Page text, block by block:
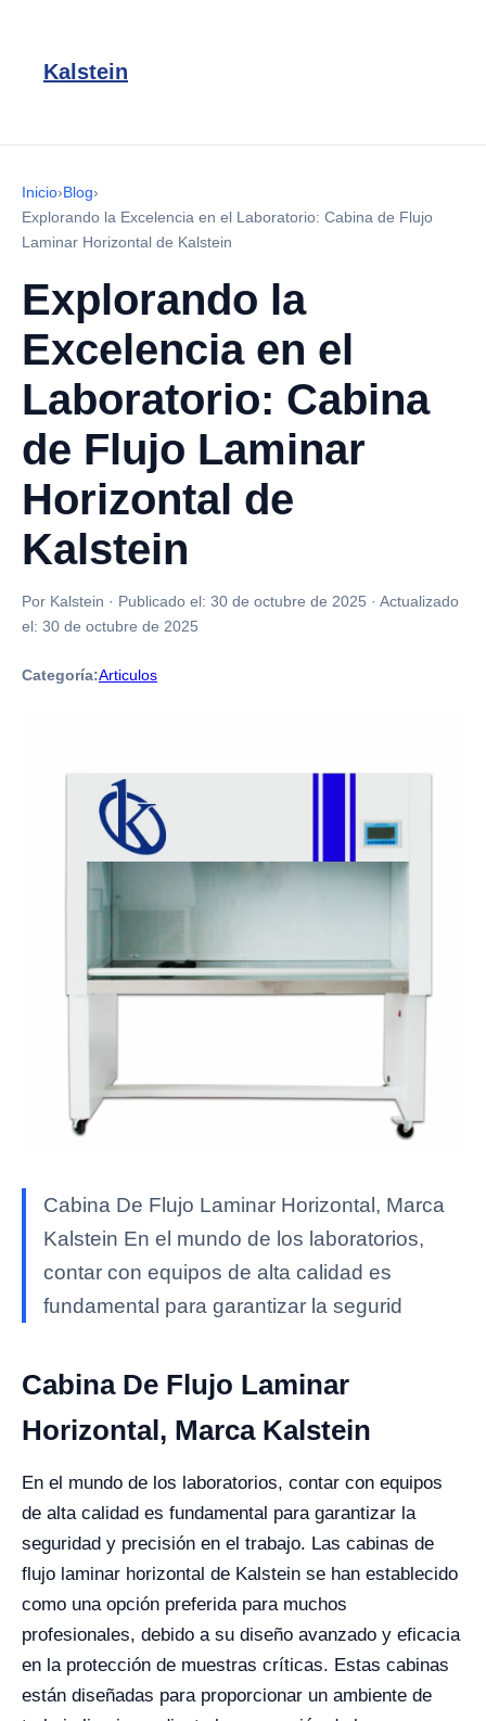
Kalstein
Inicio›Blog›
Explorando la Excelencia en el Laboratorio: Cabina de Flujo
Laminar Horizontal de Kalstein
Explorando la
Excelencia en el
Laboratorio: Cabina
de Flujo Laminar
Horizontal de
Kalstein
Por Kalstein · Publicado el: 30 de octubre de 2025 · Actualizado
el: 30 de octubre de 2025
Categoría:Articulos
Cabina De Flujo Laminar Horizontal, Marca
Kalstein En el mundo de los laboratorios,
contar con equipos de alta calidad es
fundamental para garantizar la segurid
Cabina De Flujo Laminar
Horizontal, Marca Kalstein
En el mundo de los laboratorios, contar con equipos
de alta calidad es fundamental para garantizar la
seguridad y precisión en el trabajo. Las cabinas de
flujo laminar horizontal de Kalstein se han establecido
como una opción preferida para muchos
profesionales, debido a su diseño avanzado y eficacia
en la protección de muestras críticas. Estas cabinas
están diseñadas para proporcionar un ambiente de